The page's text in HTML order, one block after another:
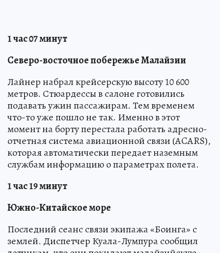
1 час 07 минут
Северо-восточное побережье Малайзии
Лайнер набрал крейсерскую высоту 10 600
метров. Стюардессы в салоне готовились
подавать ужин пассажирам. Тем временем
что-то уже пошло не так. Именно в этот
момент на борту перестала работать адресно-
отчетная система авиационной связи (ACARS),
которая автоматически передает наземным
службам информацию о параметрах полета.
1 час 19 минут
Южно-Китайское море
Последний сеанс связи экипажа «Боинга» с
землей. Диспетчер Куала-Лумпура сообщил